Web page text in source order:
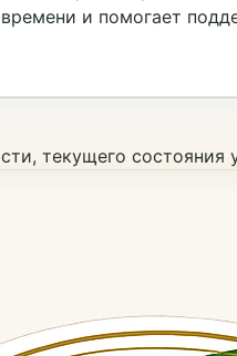
и помогает
текущего